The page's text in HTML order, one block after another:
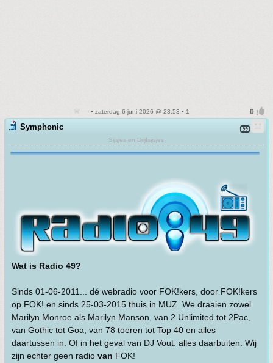
• zaterdag 6 juni 2026 @ 23:53 • 1
Symphonic
Sijsjes en Drijfsijsjes
Wat is Radio 49?
Sinds 01-06-2011... dé webradio voor FOK!kers, door FOK!kers
op FOK! en sinds 25-03-2015 thuis in MUZ. We draaien zowel
Marilyn Monroe als Marilyn Manson, van 2 Unlimited tot 2Pac,
van Gothic tot Goa, van 78 toeren tot Top 40 en alles
daartussen in. Of in het geval van DJ Vout: alles daarbuiten. Wij
zijn echter geen radio van FOK!